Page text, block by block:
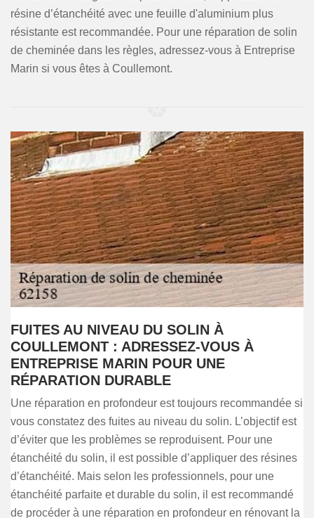
résine d’étanchéité avec une feuille d'aluminium plus
résistante est recommandée. Pour une réparation de solin
de cheminée dans les règles, adressez-vous à Entreprise
Marin si vous êtes à Coullemont.
FUITES AU NIVEAU DU SOLIN À
COULLEMONT : ADRESSEZ-VOUS À
ENTREPRISE MARIN POUR UNE
RÉPARATION DURABLE
Une réparation en profondeur est toujours recommandée si
vous constatez des fuites au niveau du solin. L’objectif est
d’éviter que les problèmes se reproduisent. Pour une
étanchéité du solin, il est possible d’appliquer des résines
d’étanchéité. Mais selon les professionnels, pour une
étanchéité parfaite et durable du solin, il est recommandé
de procéder à une réparation en profondeur en rénovant la